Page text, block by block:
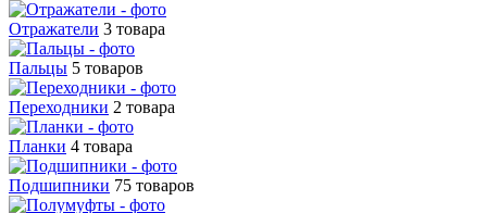
Отражатели 3 товара
Пальцы 5 товаров
Переходники 2 товара
Планки 4 товара
Подшипники 75 товаров